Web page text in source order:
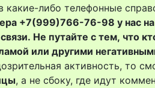
какие-либо телефонные
+7(999)766-76-98 у нас на
Не путайте с тем, что
или другими
активность, то
, а не сбоку, где идут